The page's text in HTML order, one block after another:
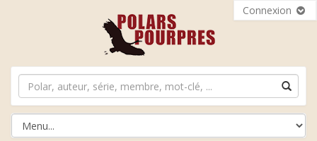
Connexion